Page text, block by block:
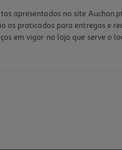
apresentados no site
os praticados para entregas e
em vigor na loja que serve o